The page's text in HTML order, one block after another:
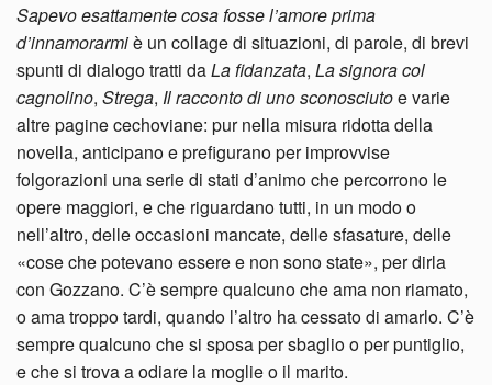
Sapevo esattamente cosa fosse l’amore prima
d’innamorarmiè un collage di situazioni, di parole, di brevi
spunti di dialogo tratti daLa fidanzata, La signora col
cagnolino, Strega, Il racconto di uno sconosciutoe varie
altre pagine cechoviane: pur nella misura ridotta della
novella, anticipano e prefigurano per improvvise
folgorazioni una serie di stati d’animo che percorrono le
opere maggiori, e che riguardano tutti, in un modo o
nell’altro, delle occasioni mancate, delle sfasature, delle
«cose che potevano essere e non sono state», per dirla
con Gozzano. C’è sempre qualcuno che ama non riamato,
o ama troppo tardi, quando l’altro ha cessato di amarlo. C’è
sempre qualcuno che si sposa per sbaglio o per puntiglio,
e che si trova a odiare la moglie o il marito.